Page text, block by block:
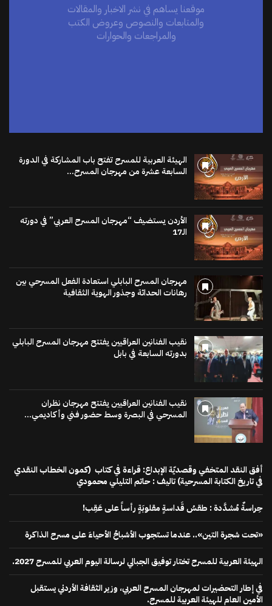
والمتابعات والنصوص وعروض الكتب
والمراجعات والحوارات
الهيئة العربية للمسرح تفتح باب المشاركة في الدورة
السابعة عشرة من مهرجان المسرح...
الأردن يستضيف “مهرجان المسرح العربي” في دورته
الـ17
مهرجان المسرح البابلي استعادة الفعل المسرحي بين
رهانات الحداثة وجذور الهوية الثقافية
نقيب الفنانين العراقيين يفتتح مهرجان المسرح البابلي
بدورته السابعة في بابل
نقيب الفنانين العراقيين يفتتح مهرجان نظران
المسرحي في البصرة وسط حضور فني وأكاديمي...
أفق النقد المتخفي وقصديّة الإبداع: قراءة في كتاب (كمون الخطاب النقدي
في تاريخ الكتابة المسرحية) تاليف : حاتم التليلي محمودي
حِراسةٌ مُشدَّدة : طقسُ قَداسةٍ مقلوبَةٍ رأساً على عَقِب!
«تحت شجرة التين».. عندما تستجوب الأشباحُ الأحياءَ على مسرح الذاكرة
الهيئة العربية للمسرح تختار توفيق الجبالي لرسالة اليوم العربي للمسرح 2027.
في إطار التحضيرات لمهرجان المسرح العربي، وزير الثقافة الأردني يستقبل
الأمين العام للهيئة العربية للمسرح.